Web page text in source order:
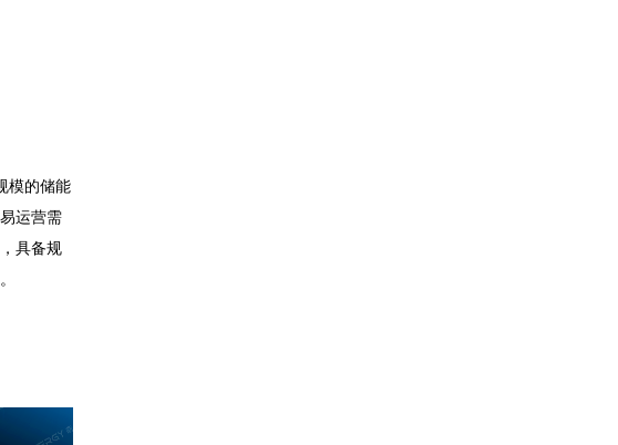
模的储能
运营需
具备规